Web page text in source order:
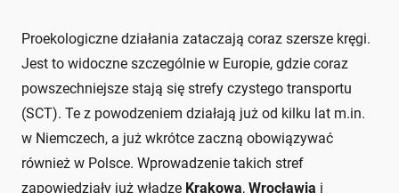
Proekologiczne działania zataczają coraz szersze kręgi.
Jest to widoczne szczególnie w Europie, gdzie coraz
powszechniejsze stają się strefy czystego transportu
(SCT). Te z powodzeniem działają już od kilku lat m.in.
w Niemczech, a już wkrótce zaczną obowiązywać
również w Polsce. Wprowadzenie takich stref
zapowiedziały już władze Krakowa, Wrocławia i